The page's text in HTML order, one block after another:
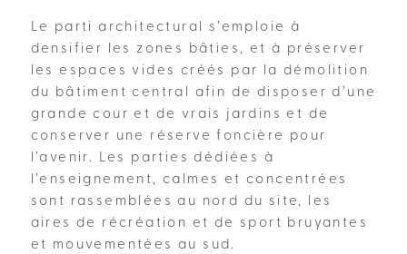
Le parti architectural s’emploie à
densifier les zones bâties, et à préserver
les espaces vides créés par la démolition
du bâtiment central afin de disposer d’une
grande cour et de vrais jardins et de
conserver une réserve foncière pour
l’avenir. Les parties dédiées à
l’enseignement, calmes et concentrées
sont rassemblées au nord du site, les
aires de récréation et de sport bruyantes
et mouvementées au sud.